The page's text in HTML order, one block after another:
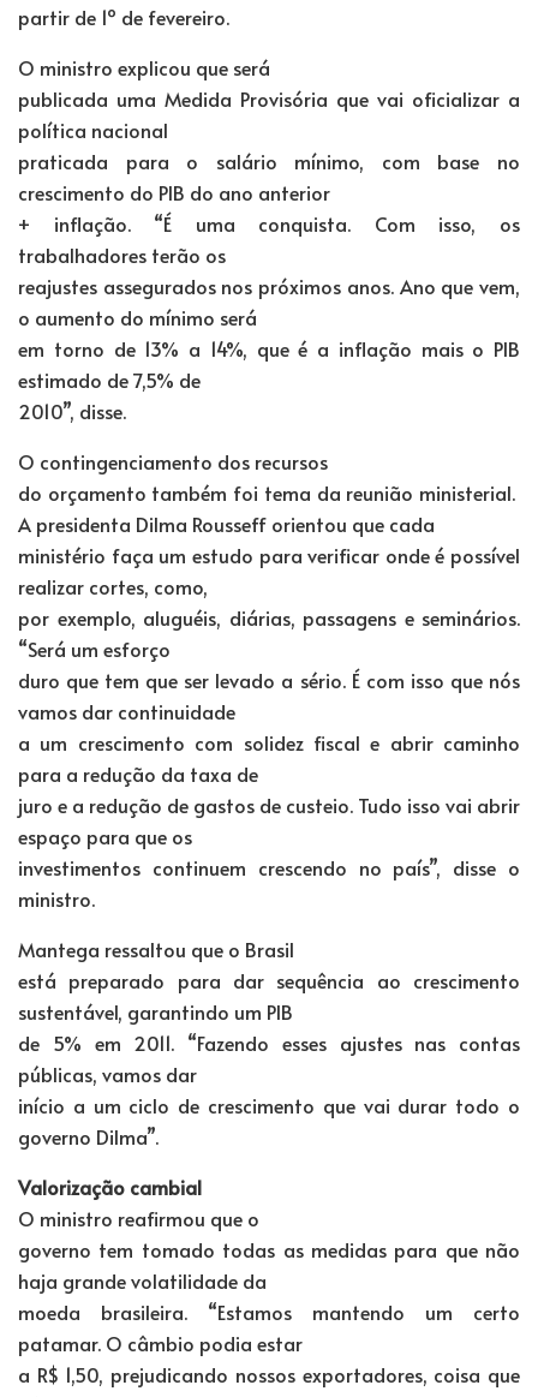
partir de 1º de fevereiro.
O ministro explicou que será
publicada uma Medida Provisória que vai oficializar a
política nacional
praticada para o salário mínimo, com base no
crescimento do PIB do ano anterior
+ inflação. “É uma conquista. Com isso, os
trabalhadores terão os
reajustes assegurados nos próximos anos. Ano que vem,
o aumento do mínimo será
em torno de 13% a 14%, que é a inflação mais o PIB
estimado de 7,5% de
2010”, disse.
O contingenciamento dos recursos
do orçamento também foi tema da reunião ministerial.
A presidenta Dilma Rousseff orientou que cada
ministério faça um estudo para verificar onde é possível
realizar cortes, como,
por exemplo, aluguéis, diárias, passagens e seminários.
“Será um esforço
duro que tem que ser levado a sério. É com isso que nós
vamos dar continuidade
a um crescimento com solidez fiscal e abrir caminho
para a redução da taxa de
juro e a redução de gastos de custeio. Tudo isso vai abrir
espaço para que os
investimentos continuem crescendo no país”, disse o
ministro.
Mantega ressaltou que o Brasil
está preparado para dar sequência ao crescimento
sustentável, garantindo um PIB
de 5% em 2011. “Fazendo esses ajustes nas contas
públicas, vamos dar
início a um ciclo de crescimento que vai durar todo o
governo Dilma”.
Valorização cambial
O ministro reafirmou que o
governo tem tomado todas as medidas para que não
haja grande volatilidade da
moeda brasileira. “Estamos mantendo um certo
patamar. O câmbio podia estar
a R$ 1,50, prejudicando nossos exportadores, coisa que